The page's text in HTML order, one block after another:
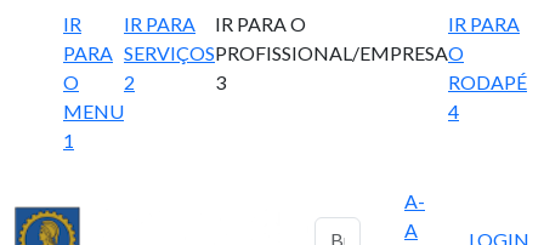
IR
PARA
O
MENU
1
IR PARA
SERVIÇOS
2
IR PARA O
PROFISSIONAL/EMPRESA
3
IR PARA
O
RODAPÉ
4
A-
A
LOGIN